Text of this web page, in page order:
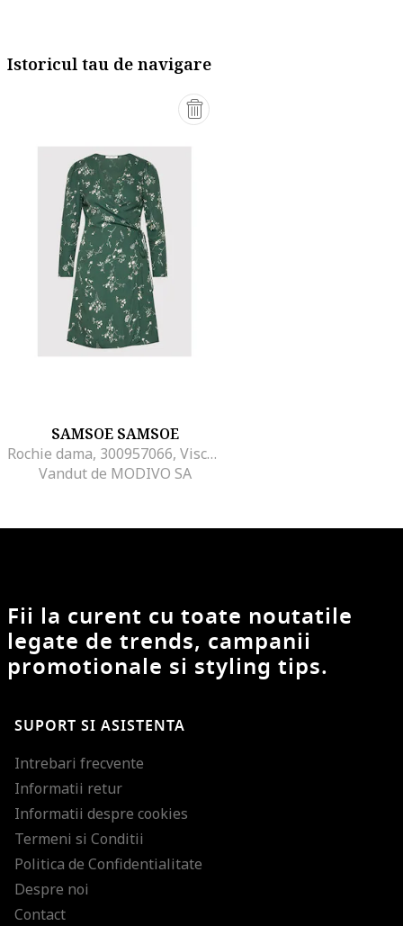
Istoricul tau de navigare
SAMSOE SAMSOE
Rochie dama, 300957066, Viscoza, Verde, Verde
Vandut de MODIVO SA
Fii la curent cu toate noutatile
legate de trends, campanii
promotionale si styling tips.
SUPORT SI ASISTENTA
Intrebari frecvente
Informatii retur
Informatii despre cookies
Termeni si Conditii
Politica de Confidentialitate
Despre noi
Contact